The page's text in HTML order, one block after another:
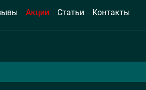
Акции Статьи Контакты